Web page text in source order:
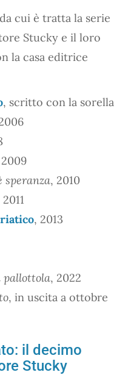
cui è tratta la serie
Stucky e il loro
la casa editrice
, scritto con la sorella
speranza, 2010
2011
, 2013
pallottola, 2022
, in uscita a ottobre
il decimo
Stucky